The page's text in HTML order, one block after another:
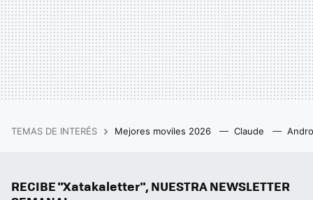
TEMAS DE INTERÉS Mejores moviles 2026 Claude
RECIBE "Xatakaletter", NUESTRA NEWSLETTER